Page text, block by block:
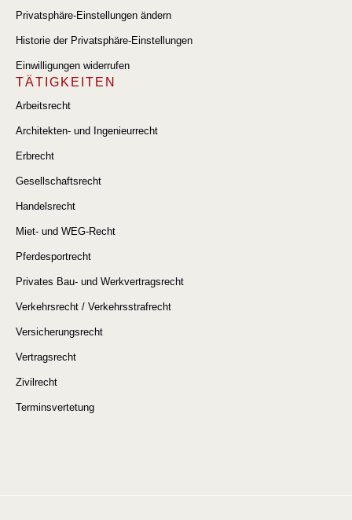
Privatsphäre-Einstellungen ändern
Historie der Privatsphäre-Einstellungen
Einwilligungen widerrufen
TÄTIGKEITEN
Arbeitsrecht
Architekten- und Ingenieurrecht
Erbrecht
Gesellschaftsrecht
Handelsrecht
Miet- und WEG-Recht
Pferdesportrecht
Privates Bau- und Werkvertragsrecht
Verkehrsrecht / Verkehrsstrafrecht
Versicherungsrecht
Vertragsrecht
Zivilrecht
Terminsvertetung